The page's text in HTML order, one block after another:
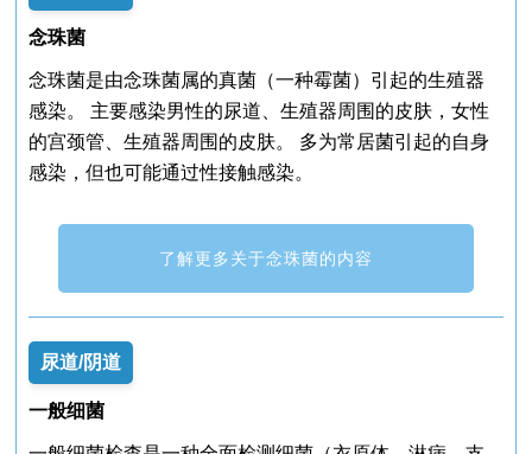
念珠菌
念珠菌是由念珠菌属的真菌（一种霉菌）引起的生殖器
感染。 主要感染男性的尿道、生殖器周围的皮肤，女性
的宫颈管、生殖器周围的皮肤。 多为常居菌引起的自身
感染，但也可能通过性接触感染。
了解更多关于念珠菌的内容
尿道/阴道
一般细菌